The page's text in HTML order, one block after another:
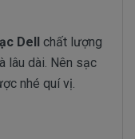
Dell chất lượng
lâu dài. Nên sạc
nhé quí vị.